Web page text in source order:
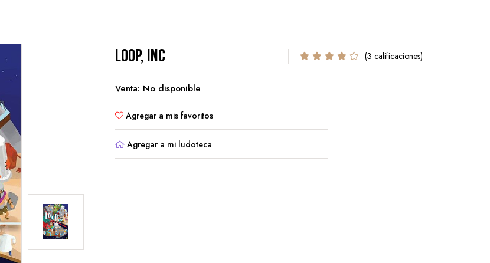
Loop, Inc (3 calificaciones)
Venta: No disponible
Agregar a mis favoritos
Agregar a mi ludoteca